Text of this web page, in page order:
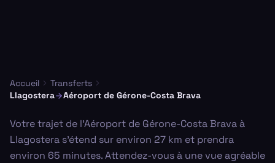
Accueil
Transferts
Llagostera
Aéroport de Gérone-Costa Brava
Votre trajet de l'Aéroport de Gérone-Costa Brava à
Llagostera s'étend sur environ 27 km et prendra
environ 65 minutes. Attendez-vous à une vue agréable